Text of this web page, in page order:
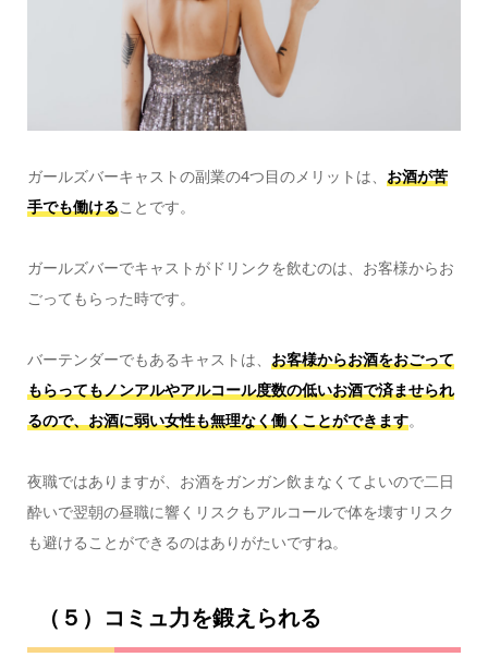
ガールズバーキャストの副業の4つ目のメリットは、 お酒が苦
手でも働けることです。
ガールズバーでキャストがドリンクを飲むのは、お客様からお
ごってもらった時です。
バーテンダーでもあるキャストは、 お客様からお酒をおごって
もらってもノンアルやアルコール度数の低いお酒で済ませられ
るので、お酒に弱い女性も無理なく働くことができます。
夜職ではありますが、お酒をガンガン飲まなくてよいので二日
酔いで翌朝の昼職に響くリスクもアルコールで体を壊すリスク
も避けることができるのはありがたいですね。
（５）コミュ力を鍛えられる